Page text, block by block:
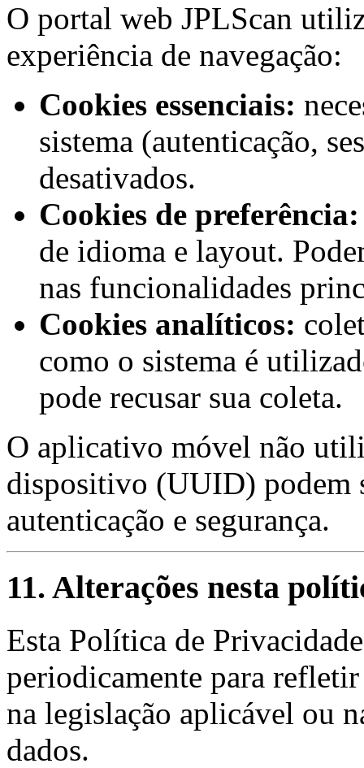
O portal web JPLScan
experiência de navegação:
Cookies essenciais:
sistema (autenticação,
desativados.
Cookies de preferência:
de idioma e layout.
nas funcionalidades
Cookies analíticos:
como o sistema é
pode recusar sua coleta.
O aplicativo móvel não
dispositivo (UUID) podem
autenticação e segurança.
11. Alterações nesta
Esta Política de
periodicamente para
na legislação aplicável ou
dados.